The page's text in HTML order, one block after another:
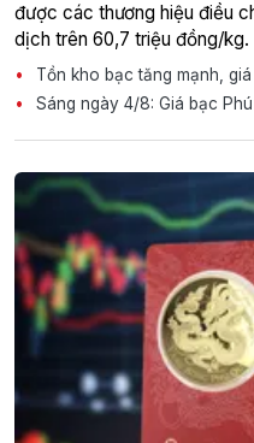
được các thương hiệu điều
dịch trên 60,7 triệu đồng/kg.
Tồn kho bạc tăng mạnh,
Sáng ngày 4/8: Giá bạc